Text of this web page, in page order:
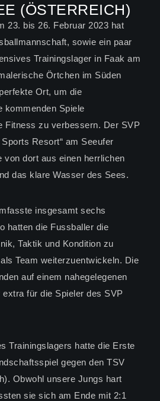
(ÖSTERREICH)
23. bis 26. Februar 2023 hat
sowie ein paar
Trainingslager in Faak am
Örtchen im Süden
Ort, um die
kommenden Spiele
Fitness zu verbessern. Der SVP
Resort“ am Seeufer
von dort aus einen herrlichen
das klare Wasser des Sees.
insgesamt sechs
hatten die Fussballer die
Taktik und Kondition zu
Team weiterzuentwickeln. Die
auf einem nahegelegenen
für die Spieler des SVP
Trainingslagers hatte die Erste
gegen den TSV
Obwohl unsere Jungs hart
sie sich am Ende mit 2:1